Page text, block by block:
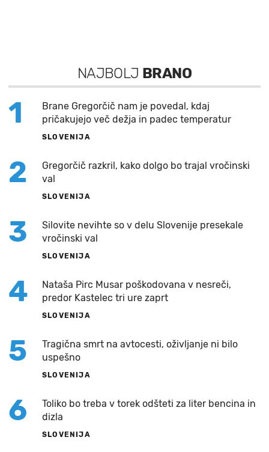
NAJBOLJ BRANO
1
Brane Gregorčič nam je povedal, kdaj
pričakujejo več dežja in padec temperatur
SLOVENIJA
2
Gregorčič razkril, kako dolgo bo trajal vročinski
val
SLOVENIJA
3
Silovite nevihte so v delu Slovenije presekale
vročinski val
SLOVENIJA
4
Nataša Pirc Musar poškodovana v nesreči,
predor Kastelec tri ure zaprt
SLOVENIJA
5
Tragična smrt na avtocesti, oživljanje ni bilo
uspešno
SLOVENIJA
6
Toliko bo treba v torek odšteti za liter bencina in
dizla
SLOVENIJA